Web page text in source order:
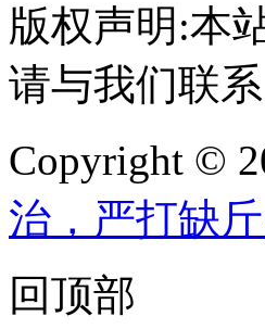
版权声明:本
请与我们联
Copyright ©
治，严打缺
回顶部